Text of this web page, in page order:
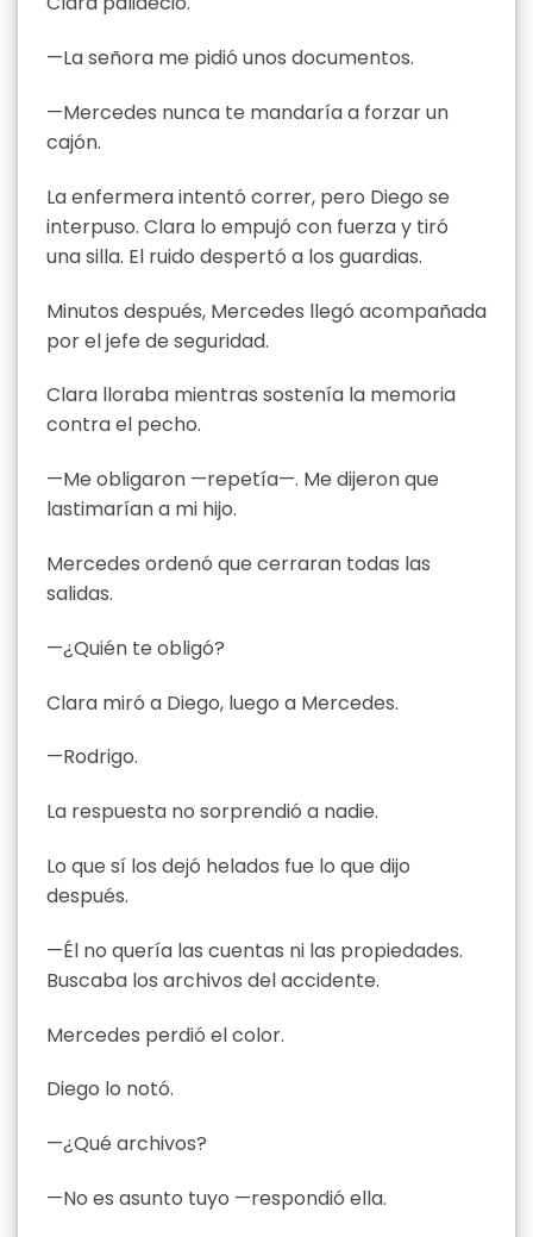
—La señora me pidió unos documentos.
—Mercedes nunca te mandaría a forzar un
cajón.
La enfermera intentó correr, pero Diego se
interpuso. Clara lo empujó con fuerza y tiró
una silla. El ruido despertó a los guardias.
Minutos después, Mercedes llegó acompañada
por el jefe de seguridad.
Clara lloraba mientras sostenía la memoria
contra el pecho.
—Me obligaron —repetía—. Me dijeron que
lastimarían a mi hijo.
Mercedes ordenó que cerraran todas las
salidas.
—¿Quién te obligó?
Clara miró a Diego, luego a Mercedes.
—Rodrigo.
La respuesta no sorprendió a nadie.
Lo que sí los dejó helados fue lo que dijo
después.
—Él no quería las cuentas ni las propiedades.
Buscaba los archivos del accidente.
Mercedes perdió el color.
Diego lo notó.
—¿Qué archivos?
—No es asunto tuyo —respondió ella.